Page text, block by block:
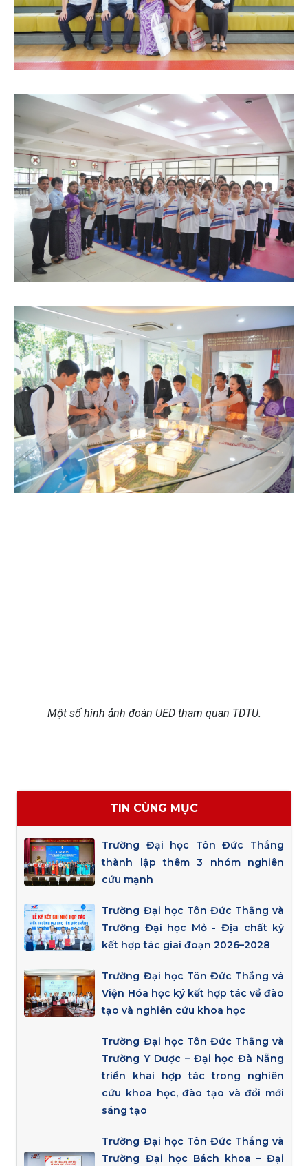
Một số hình ảnh đoàn UED tham quan TDTU.
TIN CÙNG MỤC
Trường Đại học Tôn Đức Thắng
thành lập thêm 3 nhóm nghiên
cứu mạnh
Trường Đại học Tôn Đức Thắng và
Trường Đại học Mỏ - Địa chất ký
kết hợp tác giai đoạn 2026–2028
Trường Đại học Tôn Đức Thắng và
Viện Hóa học ký kết hợp tác về đào
tạo và nghiên cứu khoa học
Trường Đại học Tôn Đức Thắng và
Trường Y Dược – Đại học Đà Nẵng
triển khai hợp tác trong nghiên
cứu khoa học, đào tạo và đổi mới
sáng tạo
Trường Đại học Tôn Đức Thắng và
Trường Đại học Bách khoa – Đại